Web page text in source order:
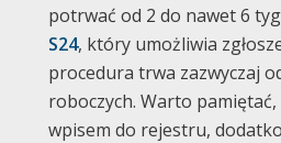
potrwać od 2 do nawet 6
S24, który umożliwia
procedura trwa zazwyczaj
roboczych. Warto
wpisem do rejestru,